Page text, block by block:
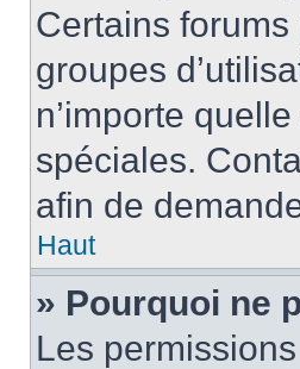
Certains
groupes
n’importe
spéciales.
afin de
Haut
» Pourquoi ne
Les